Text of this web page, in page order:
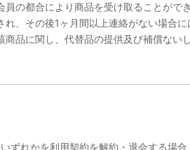
員の都合により商品を受け取ることがで
れ、その後1ヶ月間以上連絡がない場合
商品に関し、代替品の提供及び補償ない
ずれかを利用契約を解約・退会する場合